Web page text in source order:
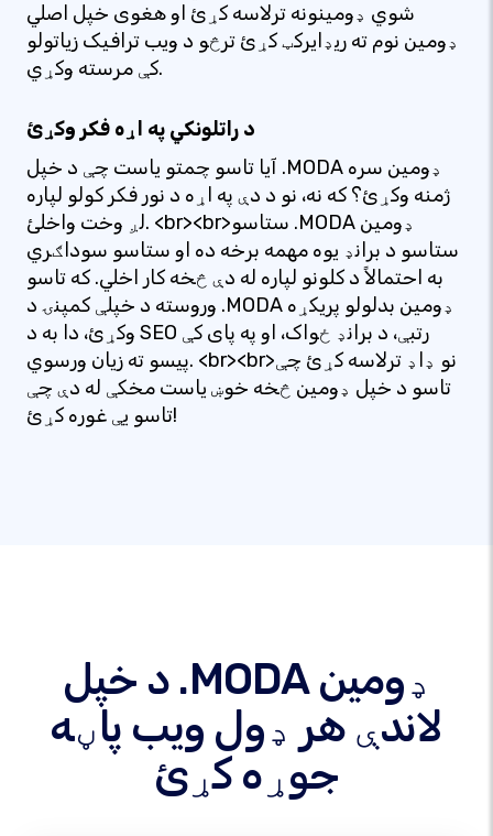
شوي ډومینونه ترلاسه کړئ او هغوی خپل اصلي
ډومین نوم ته ریډایرکټ کړئ ترڅو د ویب ترافیک زیاتولو
کې مرسته وکړي.
د راتلونکي په اړه فکر وکړئ
آیا تاسو چمتو یاست چې د خپل .MODA ډومین سره
ژمنه وکړئ؟ که نه، نو د دې په اړه د نور فکر کولو لپاره
لږ وخت واخلئ. <br><br>ستاسو .MODA ډومین
ستاسو د برانډ یوه مهمه برخه ده او ستاسو سوداګري
به احتمالاً د کلونو لپاره له دې څخه کار اخلي. که تاسو
وروسته د خپلې کمپنۍ د .MODA ډومین بدلولو پریکړه
وکړئ، دا به د SEO رتبې، د برانډ ځواک، او په پای کې
پیسو ته زیان ورسوي. <br><br>نو ډاډ ترلاسه کړئ چې
تاسو د خپل ډومین څخه خوښ یاست مخکې له دې چې
تاسو یې غوره کړئ!
د خپل .MODA ډومین
لاندې هر ډول ویب پاڼه
جوړه کړئ